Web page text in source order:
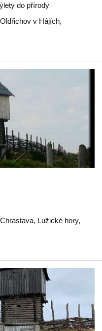
do přírody
Oldřichov v Hájích,
Chrastava, Lužické hory,